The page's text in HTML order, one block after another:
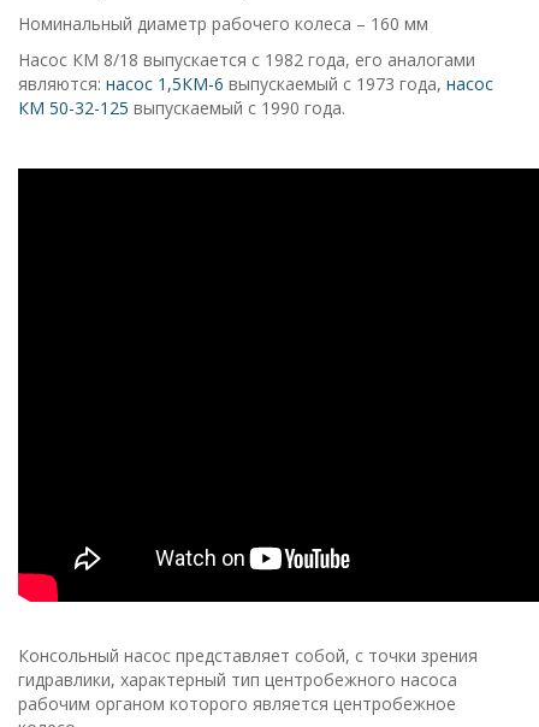
Номинальный диаметр рабочего колеса – 160 мм
Насос КМ 8/18 выпускается с 1982 года, его аналогами
являются: насос 1,5КМ-6 выпускаемый с 1973 года, насос
КМ 50-32-125 выпускаемый с 1990 года.
Консольный насос представляет собой, с точки зрения
гидравлики, характерный тип центробежного насоса
рабочим органом которого является центробежное